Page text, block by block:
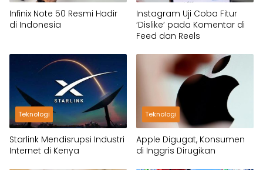
Infinix Note 50 Resmi Hadir
di Indonesia
Instagram Uji Coba Fitur
‘Dislike’ pada Komentar di
Feed dan Reels
Teknologi
Starlink Mendisrupsi Industri
Internet di Kenya
Teknologi
Apple Digugat, Konsumen
di Inggris Dirugikan